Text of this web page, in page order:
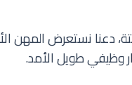
دعنا نستعرض المهن
وظيفي طويل الأمد.